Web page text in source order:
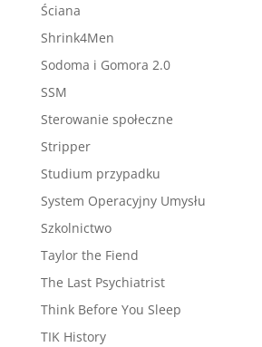
Ściana
Shrink4Men
Sodoma i Gomora 2.0
SSM
Sterowanie społeczne
Stripper
Studium przypadku
System Operacyjny Umysłu
Szkolnictwo
Taylor the Fiend
The Last Psychiatrist
Think Before You Sleep
TIK History